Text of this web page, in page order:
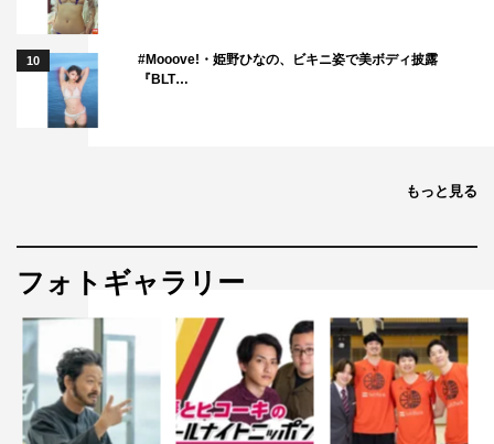
ーす」の購入特典として、1商品購入につき1枚ずつ『♯裸
の少年』オリジナルコースターが全 11 色の中からランダム
でプレゼントされる。さらに「変身！少年忍じゅーす」は
開店期間中の前期・後期で内容が変わるそう。
テ最大規模のフードコート「テレアサグルメパラダイス」
「食べ盛りスマイルカレー」を提供。食べ盛りのメンバー
たちが考えたカレーライスは、夏野菜、ハンバーグ、チー
ズ、目玉焼きをトッピングしたボリューム満点の一品とな
っている。
10
#Mooove!・姫野ひなの、ビキニ姿で美ボディ披露
『BLT…
もっと見る
フォトギャラリー